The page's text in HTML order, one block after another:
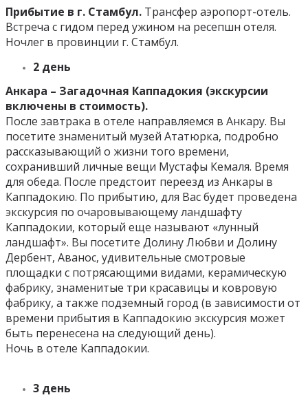
Прибытие в г. Стамбул. Трансфер аэропорт-отель.
Встреча с гидом перед ужином на ресепшн отеля.
Ночлег в провинции г. Стамбул.
2 день
Анкара – Загадочная Каппадокия (экскурсии
включены в стоимость).
После завтрака в отеле направляемся в Анкару. Вы
посетите знаменитый музей Ататюрка, подробно
рассказывающий о жизни того времени,
сохранивший личные вещи Мустафы Кемаля. Время
для обеда. После предстоит переезд из Анкары в
Каппадокию. По прибытию, для Вас будет проведена
экскурсия по очаровывающему ландшафту
Каппадокии, который еще называют «лунный
ландшафт». Вы посетите Долину Любви и Долину
Дербент, Аванос, удивительные смотровые
площадки с потрясающими видами, керамическую
фабрику, знаменитые три красавицы и ковровую
фабрику, а также подземный город (в зависимости от
времени прибытия в Каппадокию экскурсия может
быть перенесена на следующий день).
Ночь в отеле Каппадокии.
3 день